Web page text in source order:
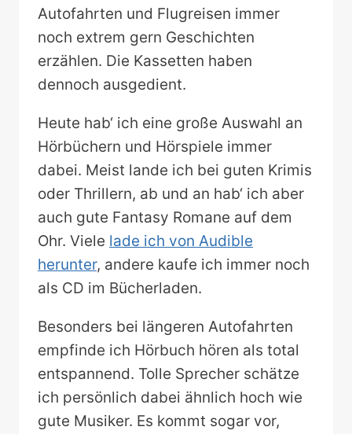
Autofahrten und Flugreisen immer
noch extrem gern Geschichten
erzählen. Die Kassetten haben
dennoch ausgedient.
Heute hab‘ ich eine große Auswahl an
Hörbüchern und Hörspiele immer
dabei. Meist lande ich bei guten Krimis
oder Thrillern, ab und an hab‘ ich aber
auch gute Fantasy Romane auf dem
Ohr. Viele lade ich von Audible
herunter, andere kaufe ich immer noch
als CD im Bücherladen.
Besonders bei längeren Autofahrten
empfinde ich Hörbuch hören als total
entspannend. Tolle Sprecher schätze
ich persönlich dabei ähnlich hoch wie
gute Musiker. Es kommt sogar vor,